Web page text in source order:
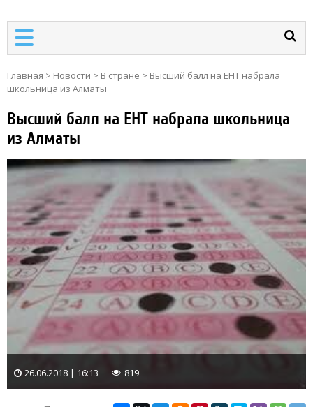
Главная > Новости > В стране > Высший балл на ЕНТ набрала
школьница из Алматы
Высший балл на ЕНТ набрала школьница
из Алматы
26.06.2018 | 16:13 819